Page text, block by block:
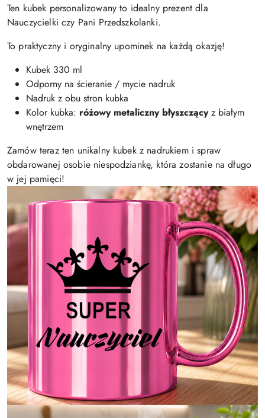
Ten kubek personalizowany to idealny prezent dla
Nauczycielki czy Pani Przedszkolanki.
To praktyczny i oryginalny upominek na każdą okazję!
Kubek 330 ml
Odporny na ścieranie / mycie nadruk
Nadruk z obu stron kubka
Kolor kubka: różowy metaliczny błyszczącyz białym
wnętrzem
Zamów teraz ten unikalny kubek z nadrukiem i spraw
obdarowanej osobie niespodziankę, która zostanie na długo
w jej pamięci!